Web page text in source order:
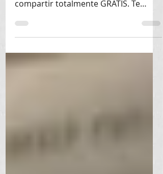
compartir totalmente GRATIS. Te
servirá para programar tus citas y
días